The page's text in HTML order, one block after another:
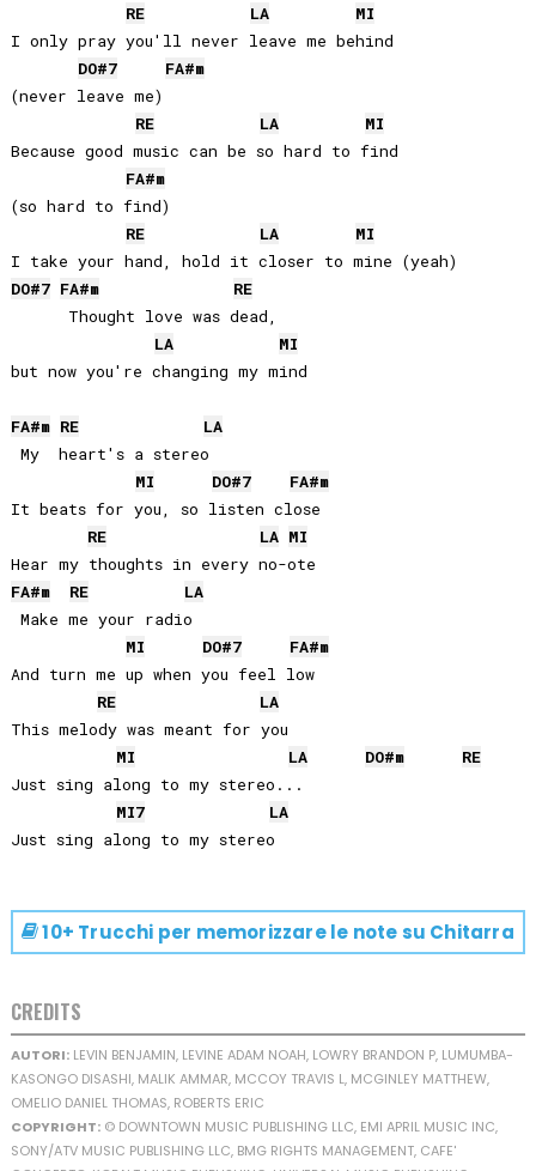
RE LA
MI
I only pray you'll never leave me behind
DO#7 FA#m
(never leave me)
RE
LA
MI
Because good music can be so hard to find
FA#m
(so hard to find)
RE
LA
MI
DO#7 FA#m
RE
      Thought love was dead,
LA
MI
but now you're changing my mind
FA#m RE
LA
My  heart's a stereo
MI
DO#7 FA#m
It beats for you, so listen close
RE
LA MI
FA#m RE
LA
Make me your radio
MI
DO#7 FA#m
And turn me up when you feel low
RE
LA
This melody was meant for you
MI
LA DO#m
RE
Just sing along to my stereo...
MI7
LA
10+ Trucchi per memorizzare le note su Chitarra
CREDITS
AUTORI:LEVIN BENJAMIN, LEVINE ADAM NOAH, LOWRY BRANDON P, LUMUMBA-
KASONGO DISASHI, MALIK AMMAR, MCCOY TRAVIS L, MCGINLEY MATTHEW,
OMELIO DANIEL THOMAS, ROBERTS ERIC
COPYRIGHT:© DOWNTOWN MUSIC PUBLISHING LLC, EMI APRIL MUSIC INC,
SONY/ATV MUSIC PUBLISHING LLC, BMG RIGHTS MANAGEMENT, CAFE'